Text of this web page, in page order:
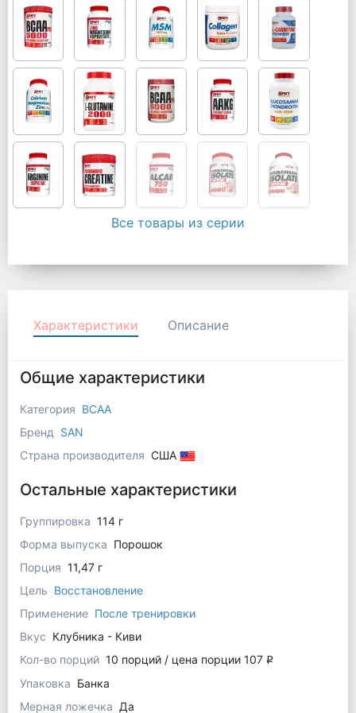
Все товары из серии
Характеристики Описание
Общие характеристики
Категория BCAA
Бренд
SAN
Страна производителя США
Остальные характеристики
Группировка 114 г
Форма выпуска Порошок
Порция 11,47 г
Цель Восстановление
Применение После тренировки
Вкус Клубника - Киви
Кол-во порций 10 порций / цена порции 107 q
Упаковка Банка
Мерная ложечка Да